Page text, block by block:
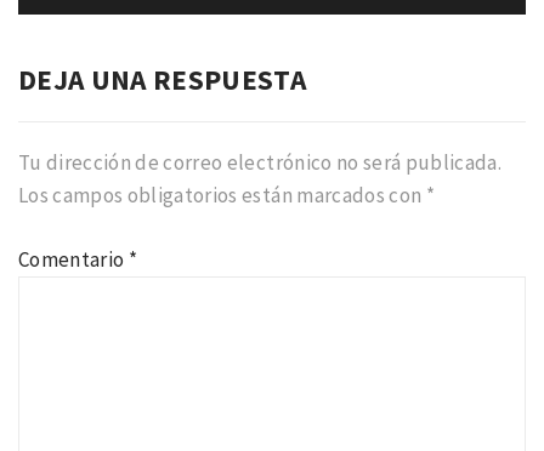
DEJA UNA RESPUESTA
Tu dirección de correo electrónico no será publicada.
Los campos obligatorios están marcados con *
Comentario *